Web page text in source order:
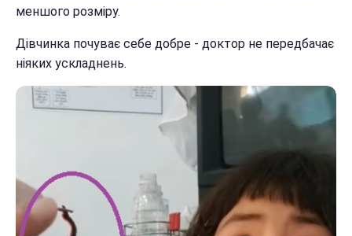
меншого розміру.
Дівчинка почуває себе добре - доктор не передбачає
ніяких ускладнень.